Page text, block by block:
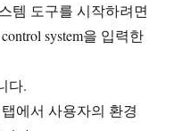
템 도구를 시작하려면
system을 입력한
다.
에서 사용자의 환경